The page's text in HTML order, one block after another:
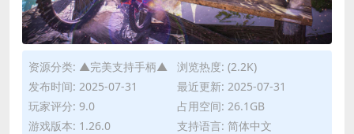
资源分类: ▲完美支持手柄▲
浏览热度: (2.2K)
发布时间: 2025-07-31
最近更新: 2025-07-31
玩家评分: 9.0
占用空间: 26.1GB
游戏版本: 1.26.0
支持语言: 简体中文